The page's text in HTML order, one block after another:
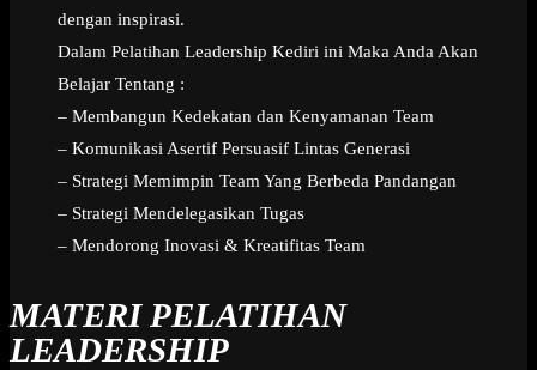
dengan inspirasi.
Dalam Pelatihan Leadership Kediri ini Maka Anda Akan
Belajar Tentang :
– Membangun Kedekatan dan Kenyamanan Team
– Komunikasi Asertif Persuasif Lintas Generasi
– Strategi Memimpin Team Yang Berbeda Pandangan
– Strategi Mendelegasikan Tugas
– Mendorong Inovasi & Kreatifitas Team
MATERI PELATIHAN
LEADERSHIP